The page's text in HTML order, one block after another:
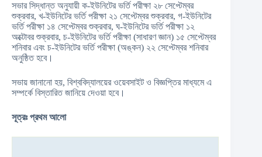
সভার সিদ্ধান্ত অনুযায়ী ক-ইউনিটের ভর্তি পরীক্ষা ২৮ সেপ্টেম্বর
শুক্রবার, খ-ইউনিটের ভর্তি পরীক্ষা ২১ সেপ্টেম্বর শুক্রবার, গ-ইউনিটের
ভর্তি পরীক্ষা ১৪ সেপ্টেম্বর শুক্রবার, ঘ-ইউনিটের ভর্তি পরীক্ষা ১২
অক্টোবর শুক্রবার, চ-ইউনিটের ভর্তি পরীক্ষা (সাধারণ জ্ঞান) ১৫ সেপ্টেম্বর
শনিবার এবং চ-ইউনিটের ভর্তি পরীক্ষা (অঙ্কন) ২২ সেপ্টেম্বর শনিবার
অনুষ্ঠিত হবে।
সভায় জানানো হয়, বিশ্ববিদ্যালয়ের ওয়েবসাইট ও বিজ্ঞপ্তির মাধ্যমে এ
সম্পর্কে বিস্তারিত জানিয়ে দেওয়া হবে।
সূত্রঃ প্রথম আলো